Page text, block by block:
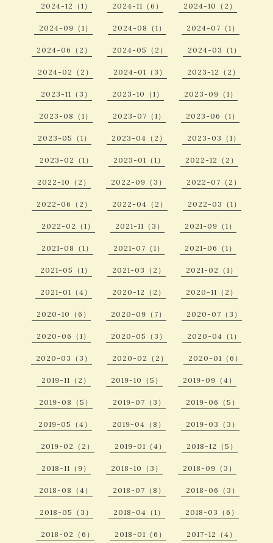
2024-12（1） 2024-11（6） 2024-10（2）
2024-09（1） 2024-08（1） 2024-07（1）
2024-06（2） 2024-05（2） 2024-03（1）
2024-02（2） 2024-01（3） 2023-12（2）
2023-11（3） 2023-10（1） 2023-09（1）
2023-08（1） 2023-07（1） 2023-06（1）
2023-05（1） 2023-04（2） 2023-03（1）
2023-02（1） 2023-01（1） 2022-12（2）
2022-10（2） 2022-09（3） 2022-07（2）
2022-06（2） 2022-04（2） 2022-03（1）
2022-02（1） 2021-11（3） 2021-09（1）
2021-08（1） 2021-07（1） 2021-06（1）
2021-05（1） 2021-03（2） 2021-02（1）
2021-01（4） 2020-12（2） 2020-11（2）
2020-10（6） 2020-09（7） 2020-07（3）
2020-06（1） 2020-05（3） 2020-04（1）
2020-03（3） 2020-02（2） 2020-01（6）
2019-11（2） 2019-10（5） 2019-09（4）
2019-08（5） 2019-07（3） 2019-06（5）
2019-05（4） 2019-04（8） 2019-03（3）
2019-02（2） 2019-01（4） 2018-12（5）
2018-11（9） 2018-10（3） 2018-09（3）
2018-08（4） 2018-07（8） 2018-06（3）
2018-05（3） 2018-04（1） 2018-03（6）
2018-02（6） 2018-01（6） 2017-12（4）